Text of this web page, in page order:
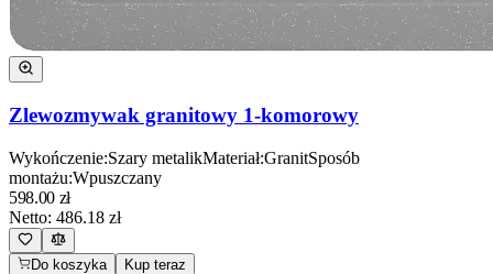
Zlewozmywak granitowy 1-komorowy
Wykończenie:Szary metalikMateriał:GranitSposób
montażu:Wpuszczany
598.00 zł
Netto: 486.18 zł
Do koszyka Kup teraz